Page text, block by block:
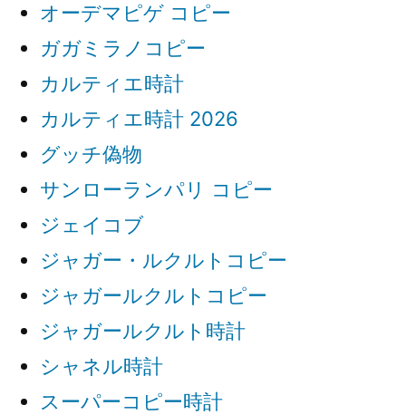
オーデマピゲ コピー
ガガミラノコピー
カルティエ時計
カルティエ時計 2026
グッチ偽物
サンローランパリ コピー
ジェイコブ
ジャガー・ルクルトコピー
ジャガールクルトコピー
ジャガールクルト時計
シャネル時計
スーパーコピー時計